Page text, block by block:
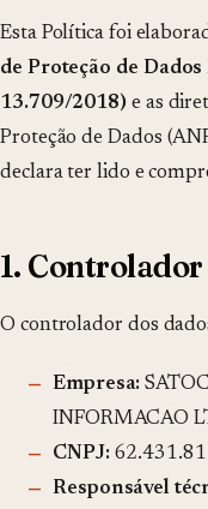
Esta Política foi
de Proteção de
13.709/2018) e as
Proteção de Dados
declara ter lido e
1.
O controlador dos
Empresa:
INFORMACAO
CNPJ:
Responsável